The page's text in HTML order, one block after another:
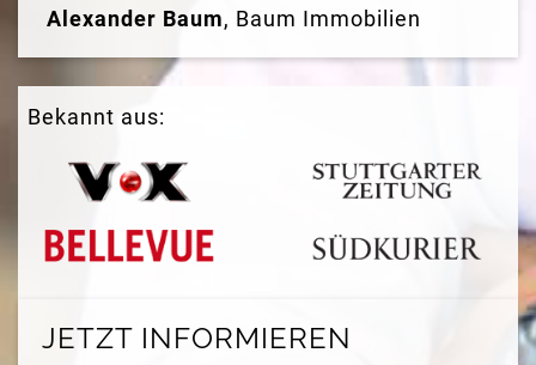
Alexander Baum, Baum Immobilien
Bekannt aus:
JETZT INFORMIEREN